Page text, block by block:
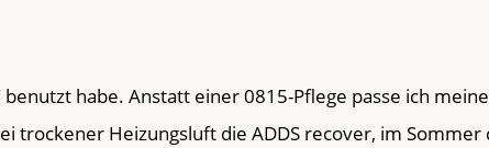
habe. Anstatt einer 0815-Pflege passe ich
trockener Heizungsluft die ADDS recover, im